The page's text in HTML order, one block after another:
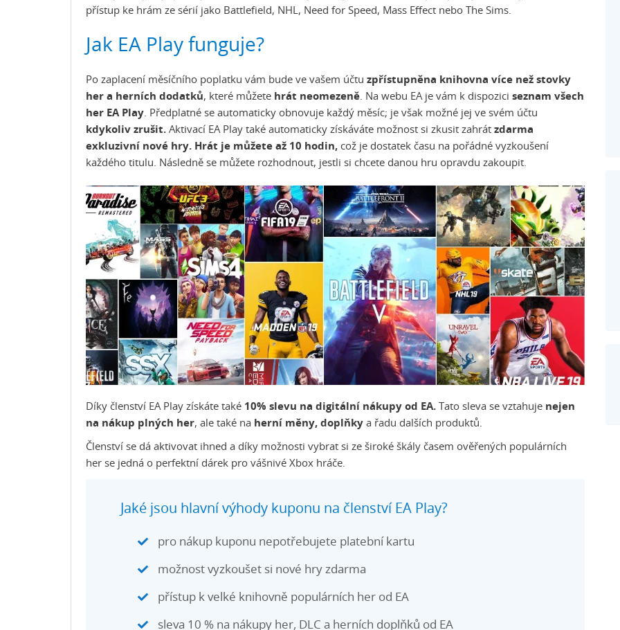
přístup ke hrám ze sérií jako Battlefield, NHL, Need for Speed, Mass Effect nebo The Sims.
Jak EA Play funguje?
Po zaplacení měsíčního poplatku vám bude ve vašem účtu zpřístupněna knihovna více než stovky
her a herních dodatků, které můžete hrát neomezeně. Na webu EA je vám k dispozici seznam všech
her EA Play. Předplatné se automaticky obnovuje každý měsíc; je však možné jej ve svém účtu
kdykoliv zrušit. Aktivací EA Play také automaticky získáváte možnost si zkusit zahrát zdarma
exkluzivní nové hry. Hrát je můžete až 10 hodin, což je dostatek času na pořádné vyzkoušení
každého titulu. Následně se můžete rozhodnout, jestli si chcete danou hru opravdu zakoupit.
Díky členství EA Play získáte také 10% slevu na digitální nákupy od EA. Tato sleva se vztahuje nejen
na nákup plných her, ale také na herní měny, doplňky a řadu dalších produktů.
Členství se dá aktivovat ihned a díky možnosti vybrat si ze široké škály časem ověřených populárních
her se jedná o perfektní dárek pro vášnivé Xbox hráče.
Jaké jsou hlavní výhody kuponu na členství EA Play?
pro nákup kuponu nepotřebujete platební kartu
možnost vyzkoušet si nové hry zdarma
přístup k velké knihovně populárních her od EA
sleva 10 % na nákupy her, DLC a herních doplňků od EA